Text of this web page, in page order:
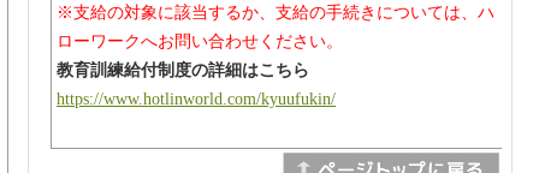
※支給の対象に該当するか、支給の手続きについては、ハ
ローワークへお問い合わせください。
教育訓練給付制度の詳細はこちら
https://www.hotlinworld.com/kyuufukin/